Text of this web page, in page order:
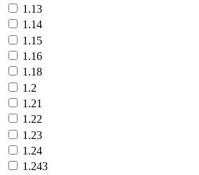
1.13
1.14
1.15
1.16
1.18
1.2
1.21
1.22
1.23
1.24
1.243